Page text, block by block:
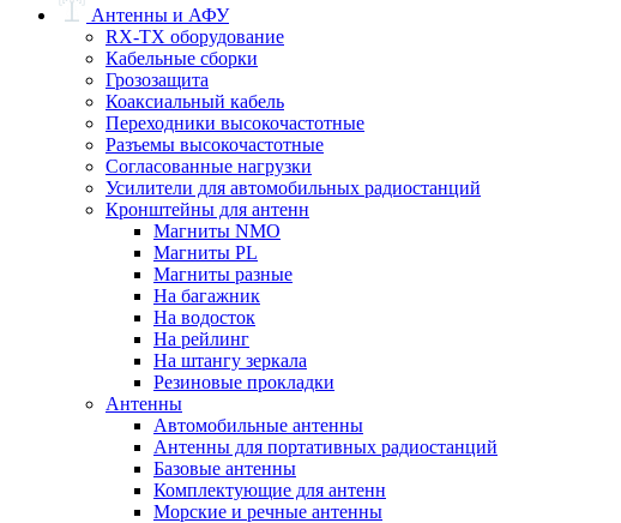
Антенны и АФУ
RX-TX оборудование
Кабельные сборки
Грозозащита
Коаксиальный кабель
Переходники высокочастотные
Разъемы высокочастотные
Согласованные нагрузки
Усилители для автомобильных радиостанций
Кронштейны для антенн
Магниты NMO
Магниты PL
Магниты разные
На багажник
На водосток
На рейлинг
На штангу зеркала
Резиновые прокладки
Антенны
Автомобильные антенны
Антенны для портативных радиостанций
Базовые антенны
Комплектующие для антенн
Морские и речные антенны